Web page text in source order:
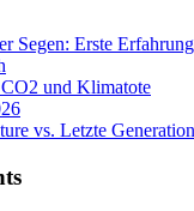
Segen: Erste
und Klimatote
vs. Letzte Generation